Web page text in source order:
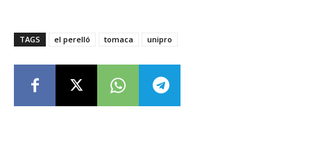
TAGS el perelló tomaca unipro